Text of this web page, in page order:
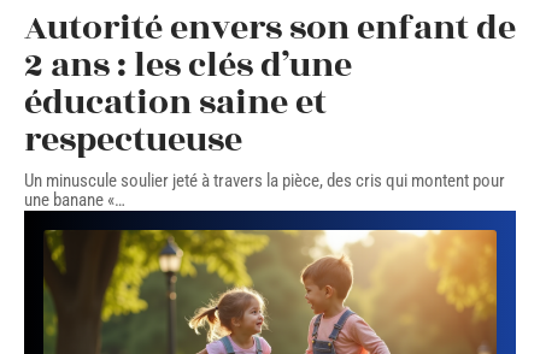
Autorité envers son enfant de
2 ans : les clés d’une
éducation saine et
respectueuse
Un minuscule soulier jeté à travers la pièce, des cris qui montent pour
une banane «…